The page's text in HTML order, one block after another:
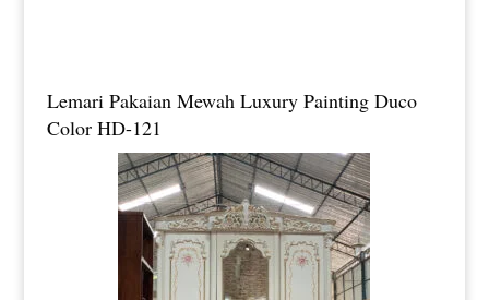
Lemari Pakaian Mewah Luxury Painting Duco
Color HD-121